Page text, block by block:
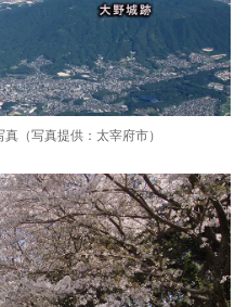
（写真提供：太宰府市）